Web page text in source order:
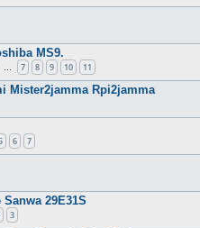
MS9.
… 7 8 9 10 11
Mister2jamma Rpi2jamma
6 7
29E31S
3